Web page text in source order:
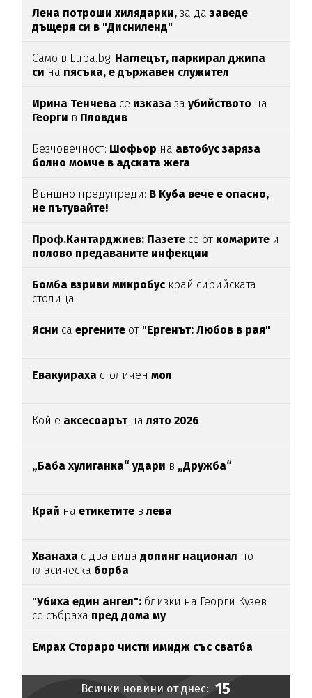
Лена потроши хилядарки,за да заведе
дъщеря си в "Дисниленд"
Само в Lupa.bg: Наглецът, паркирал джипа
си на пясъка, е държавен служител
Ирина Тенчева се изказазаубийството на
Георги в Пловдив
Безчовечност: Шофьор на автобус заряза
болно момче в адската жега
Външно предупреди: В Куба вече е опасно,
не пътувайте!
Проф.Кантарджиев: Пазете се от комарите и
полово предаваните инфекции
Бомба взриви микробус край сирийската
столица
Ясни са ергените от "Ергенът: Любов в рая"
Евакуираха столиченмол
Кой е аксесоарътналято 2026
„Баба хулиганка“ удари в „Дружба“
Край наетикетите влева
Хванаха с два видадопинг национал по
класическа борба
"Убиха един ангел": близки на Георги Кузев
се събраха пред дома му
Емрах Стораро чисти имидж със сватба
Всички новини от днес: 15